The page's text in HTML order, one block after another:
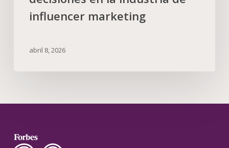
influencer marketing
abril 8, 2026